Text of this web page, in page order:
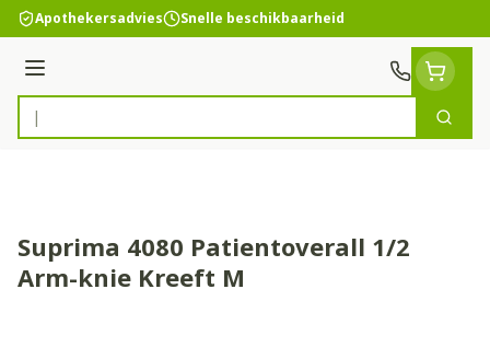
Ga naar de inhoud
Apothekersadvies Snelle beschikbaarheid
Menu
Product, merk, categorie...
Zoek
Suprima 4080 Patientoverall 1/2
Arm-knie Kreeft M